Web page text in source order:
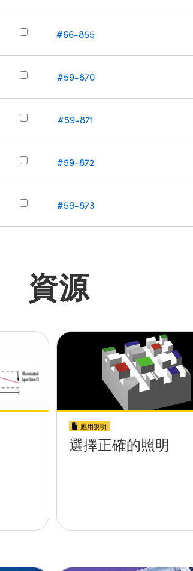
#66-855
#59-870
#59-871
#59-872
#59-873
資源
應用說明
選擇正確的照明